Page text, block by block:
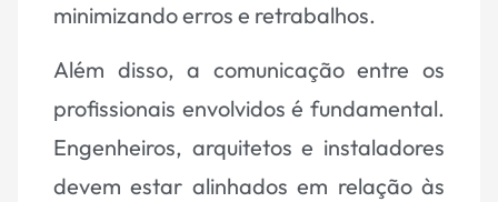
minimizando erros e retrabalhos.
Além disso, a comunicação entre os
profissionais envolvidos é fundamental.
Engenheiros, arquitetos e instaladores
devem estar alinhados em relação às